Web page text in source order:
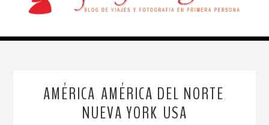
AMÉRICA AMÉRICA DEL NORTE
NUEVA YORK USA